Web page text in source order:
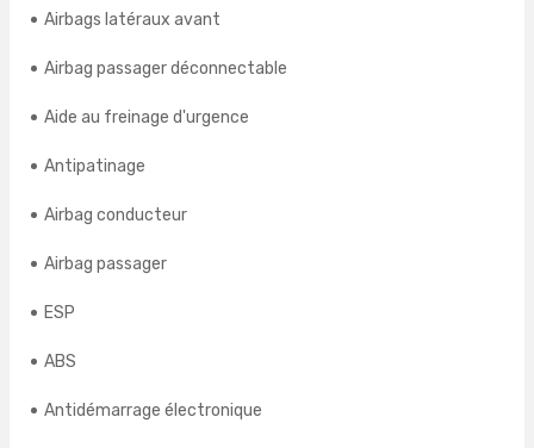
Airbags latéraux avant
Airbag passager déconnectable
Aide au freinage d'urgence
Antipatinage
Airbag conducteur
Airbag passager
ESP
ABS
Antidémarrage électronique